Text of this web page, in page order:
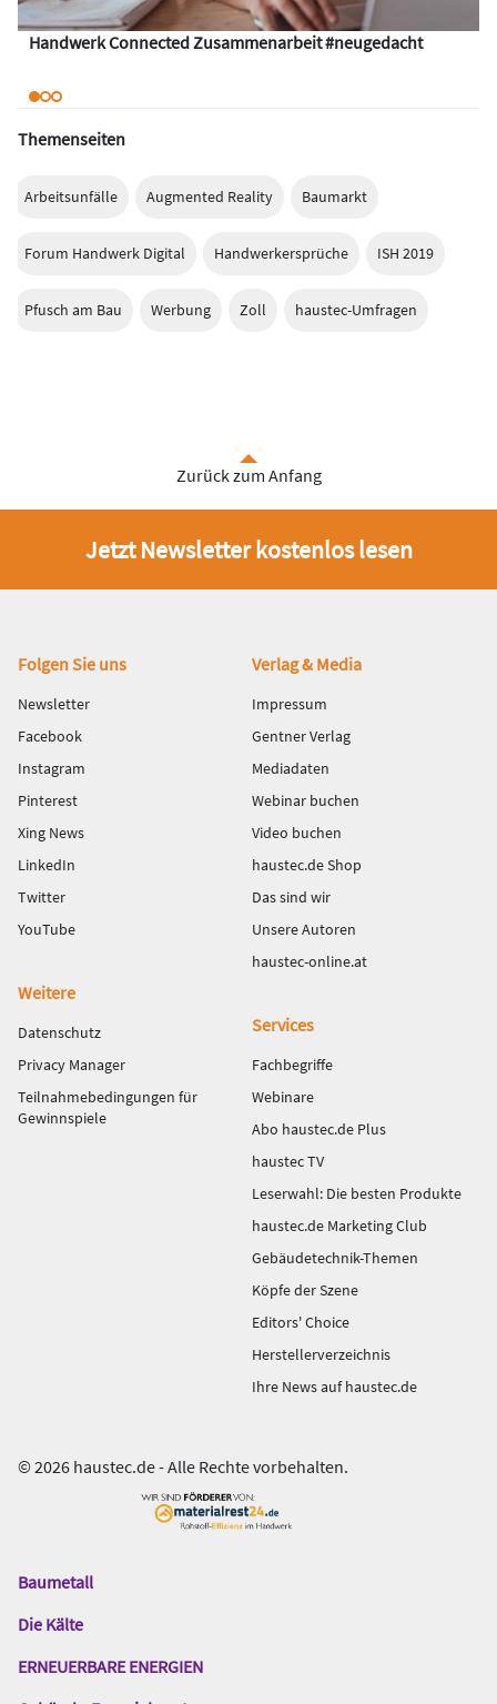
Handwerk Connected Zusammenarbeit #neugedacht
Themenseiten
Arbeitsunfälle Augmented Reality Baumarkt
Forum Handwerk Digital Handwerkersprüche ISH 2019
Pfusch am Bau Werbung Zoll haustec-Umfragen
Zurück zum Anfang
Jetzt Newsletter kostenlos lesen
Fußbereich
Folgen Sie uns
Newsletter
Facebook
Instagram
Pinterest
Xing News
LinkedIn
Twitter
YouTube
Verlag & Media
Impressum
Gentner Verlag
Mediadaten
Webinar buchen
Video buchen
haustec.de Shop
Das sind wir
Unsere Autoren
haustec-online.at
Weitere
Datenschutz
Privacy Manager
Teilnahmebedingungen für
Gewinnspiele
Services
Fachbegriffe
Webinare
Abo haustec.de Plus
haustec TV
Leserwahl: Die besten Produkte
haustec.de Marketing Club
Gebäudetechnik-Themen
Köpfe der Szene
Editors' Choice
Herstellerverzeichnis
Ihre News auf haustec.de
© 2026 haustec.de - Alle Rechte vorbehalten.
Das
Gentner
Baumetall
Die Kälte
ERNEUERBARE ENERGIEN